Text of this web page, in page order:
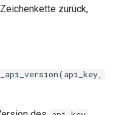
zurück,